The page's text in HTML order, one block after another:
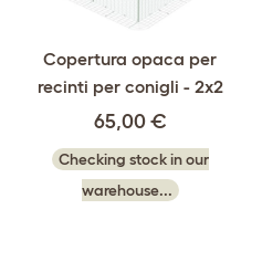
Copertura opaca per
recinti per conigli - 2x2
65,00 €
Checking stock in our
warehouse...